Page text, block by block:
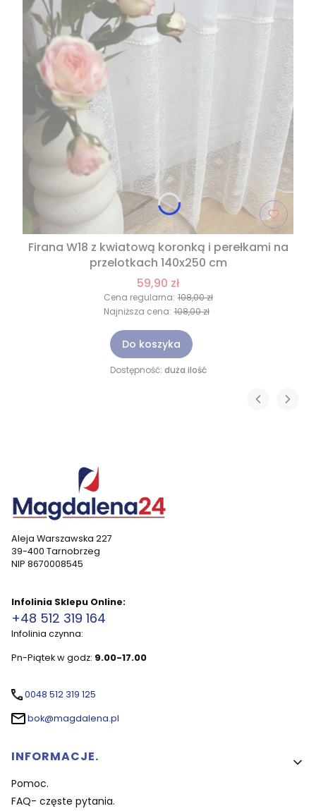
Firana W18 z kwiatową koronką i perełkami na
przelotkach 140x250 cm
59,90 zł
Cena regularna: 108,00 zł
Najniższa cena: 108,00 zł
Do koszyka
Dostępność: duża ilość
Aleja Warszawska 227
39-400 Tarnobrzeg
NIP 8670008545
Infolinia Sklepu Online:
+48 512 319 164
Infolinia czynna:
Pn-Piątek w godz: 9.00-17.00
0048 512 319 125
bok@magdalena.pl
Linki w stopce
INFORMACJE.
Pomoc.
FAQ- częste pytania.